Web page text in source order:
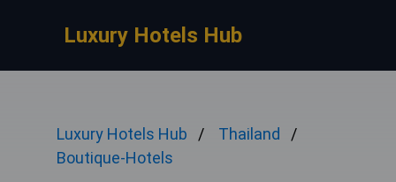
Luxury Hotels Hub
Luxury Hotels Hub
Thailand
Boutique-Hotels